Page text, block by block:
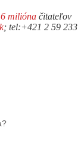
milióna čitateľov
; tel:+421 2 59 233